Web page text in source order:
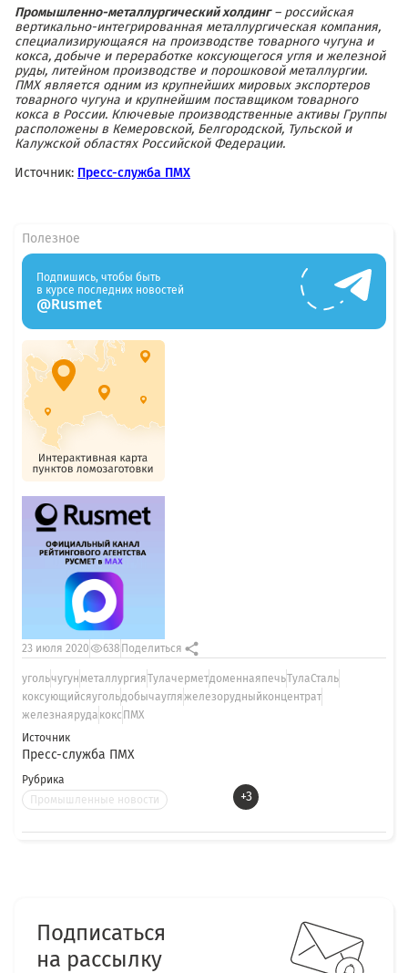
Промышленно-металлургический холдинг– российская
вертикально-интегрированная металлургическая компания,
специализирующаяся на производстве товарного чугуна и
кокса, добыче и переработке коксующегося угля и железной
руды, литейном производстве и порошковой металлургии.
ПМХ является одним из крупнейших мировых экспортеров
товарного чугуна и крупнейшим поставщиком товарного
кокса в России. Ключевые производственные активы Группы
расположены в Кемеровской, Белгородской, Тульской и
Калужской областях Российской Федерации.
Источник: Пресс-служба ПМХ
Источник
Пресс-служба ПМХ
Рубрика
Промышленные новости
+3
23 июля 2020 638 Поделиться
угольчугун металлургияТулачерметдоменнаяпечьТулаСталь
коксующийсяугольдобычаугляжелезорудныйконцентрат
железнаяруда кокс ПМХ
Полезное
Подпишись, чтобы быть
в курсе последних новостей
@Rusmet
Подписаться
на рассылку